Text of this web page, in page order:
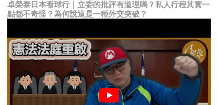
卓榮泰日本看球行｜立委的批評有道理嗎？私人行程其實一
點都不奇怪？為何說這是一種外交突破？